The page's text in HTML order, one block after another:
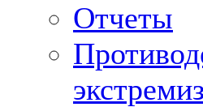
Отчеты